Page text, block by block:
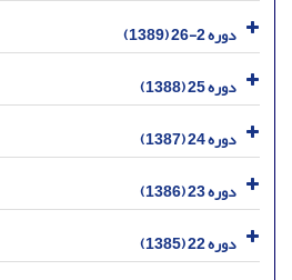
دوره 2-26 (1389)
دوره 25 (1388)
دوره 24 (1387)
دوره 23 (1386)
دوره 22 (1385)